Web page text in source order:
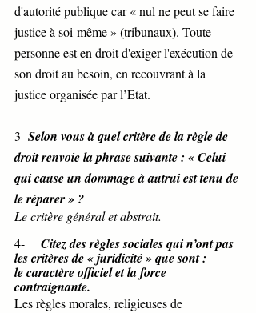
d'autorité publique car « nul ne peut se faire
justice à soi-même » (tribunaux). Toute
personne est en droit d'exiger l'exécution de
son droit au besoin, en recouvrant à la
justice organisée par l’Etat.
3- Selon vous à quel critère de la règle de
droit renvoie la phrase suivante : « Celui
qui cause un dommage à autrui est tenu de
le réparer » ?
Le critère général et abstrait.
4- Citez des règles sociales qui n’ont pas
les critères de « juridicité » que sont :
le caractère officiel et la force
contraignante.
Les règles morales, religieuses de